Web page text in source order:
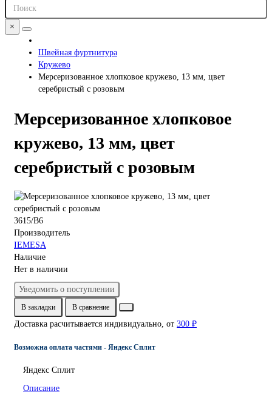
×
Швейная фуртнитура
Кружево
Мерсеризованное хлопковое кружево, 13 мм, цвет
серебристый с розовым
Мерсеризованное хлопковое
кружево, 13 мм, цвет
серебристый с розовым
3615/B6
Производитель
IEMESA
Наличие
Нет в наличии
Уведомить о поступлении
В закладки В сравнение
Доставка расчитывается индивидуально, от 300 ₽
Возможна оплата частями - Яндекс Сплит
Яндекс Сплит
Описание